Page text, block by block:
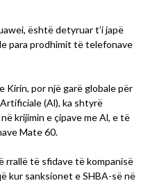
është detyruar t’i japë
para prodhimit të telefonave
Kirin, por një garë globale për
(Al), ka shtyrë
krijimin e çipave me Al, e të
Mate 60.
rrallë të sfidave të kompanisë
kur sanksionet e SHBA-së në